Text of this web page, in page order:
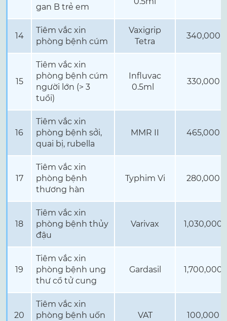
gan B trẻ em
14
Tiêm vắc xin
phòng bệnh cúm
Vaxigrip
Tetra
340,000
15
Tiêm vắc xin
phòng bệnh cúm
người lớn (> 3
tuổi)
Influvac
0.5ml
330,000
16
Tiêm vắc xin
phòng bệnh sởi,
quai bị, rubella
MMR II 465,000
17
Tiêm vắc xin
phòng bệnh
thương hàn
Typhim Vi 280,000
18
Tiêm vắc xin
phòng bệnh thủy
đậu
Varivax 1,030,000
19
Tiêm vắc xin
phòng bệnh ung
thư cổ tử cung
Gardasil 1,700,000
20
Tiêm vắc xin
phòng bệnh uốn
VAT 100,000